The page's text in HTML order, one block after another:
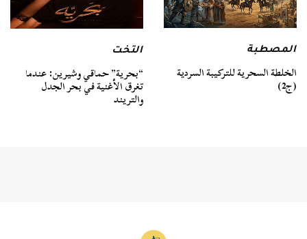
المصطبة
الخلطة السحرية للتركيبة السردية
(ج2)
التخت
“بحرية” حماقي وشيرين: عندما
تغرق الأغنية في بحر الجدل
والتريند